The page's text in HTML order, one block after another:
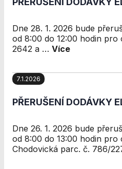
Dne 28. 1. 2026 bude
od 8:00 do 12:00 hodin pro
2642 a … Více
7.1.2026
PŘERUŠENÍ DODÁVKY
Dne 26. 1. 2026 bude
od 8:00 do 13:00 hodin pro
Chodovická parc. č. 786/